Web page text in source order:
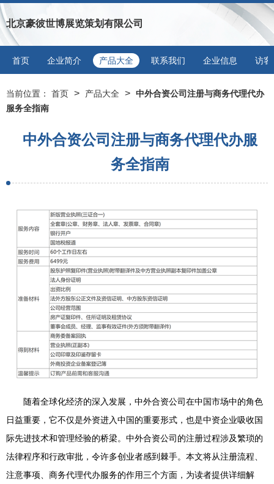
北京豪彼世博展览策划有限公司
首页 企业简介 产品大全 联系我们 企业信息 访客
当前位置： 首页 > 产品大全 > 中外合资公司注册与商务代理代办
服务全指南
中外合资公司注册与商务代理代办服
务全指南
随着全球化经济的深入发展，中外合资公司在中国市场中的角色
日益重要，它不仅是外资进入中国的重要形式，也是中资企业吸收国
际先进技术和管理经验的桥梁。中外合资公司的注册过程涉及繁琐的
法律程序和行政审批，令许多创业者感到棘手。本文将从注册流程、
注意事项、商务代理代办服务的作用三个方面，为读者提供详细解